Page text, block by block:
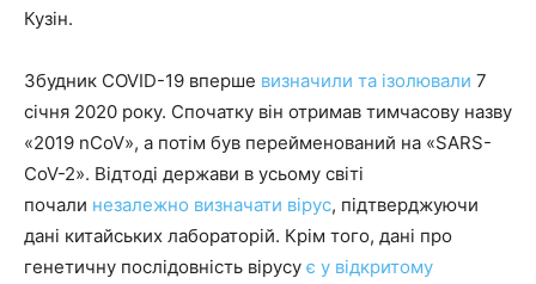
Кузін.
Збудник COVID-19 вперше визначили та ізолювали 7
січня 2020 року. Спочатку він отримав тимчасову назву
«2019 nCoV», а потім був перейменований на «SARS-
CoV-2». Відтоді держави в усьому світі
почали незалежно визначати вірус, підтверджуючи
дані китайських лабораторій. Крім того, дані про
генетичну послідовність вірусу є у відкритому